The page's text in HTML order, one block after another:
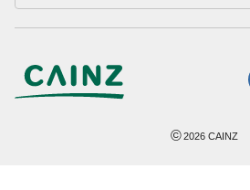
©2026 CAINZ